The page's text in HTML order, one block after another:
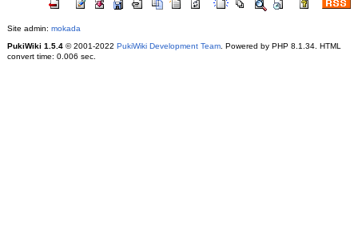
Site admin: mokada
PukiWiki 1.5.4© 2001-2022 PukiWiki Development Team. Powered by PHP 8.1.34. HTML
convert time: 0.006 sec.